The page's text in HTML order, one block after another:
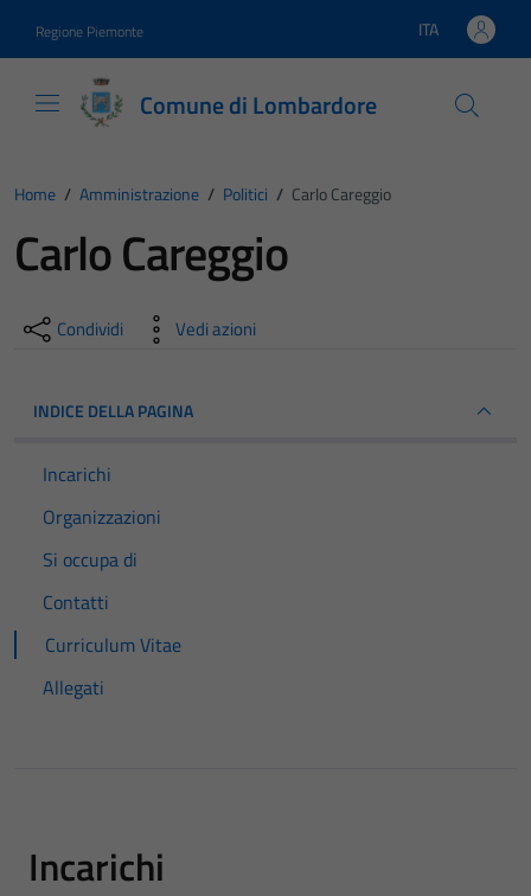
Regione Piemonte Lingua attiva:
ITA
Comune di Lombardore
Home / Amministrazione / Politici / Carlo Careggio
Carlo Careggio
Condividi Vedi azioni
INDICE DELLA PAGINA
Incarichi
Organizzazioni
Si occupa di
Contatti
Curriculum Vitae
Allegati
Incarichi